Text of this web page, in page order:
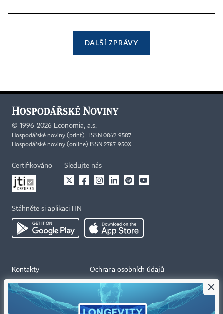
DALŠÍ ZPRÁVY
© 1996-2026 Economia, a.s.
Hospodářské noviny (print) ISSN 0862-9587
Hospodářské noviny (online) ISSN 2787-950X
Certifikováno Sledujte nás
Stáhněte si aplikaci HN
Kontakty
Tiráž redakce HN
Economia
Ochrana osobních údajů
Prohlášení o cookies
Nastavení soukromí
×